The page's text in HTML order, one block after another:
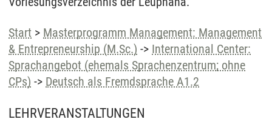
Start > Masterprogramm Management: Management
& Entrepreneurship (M.Sc.) -> International Center:
Sprachangebot (ehemals Sprachenzentrum; ohne
CPs) -> Deutsch als Fremdsprache A1.2
LEHRVERANSTALTUNGEN